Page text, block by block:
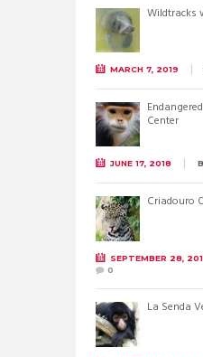
Wildtracks
MARCH 7, 2019
Center
JUNE 17, 2018
Criadouro
SEPTEMBER 28,
0
La Senda